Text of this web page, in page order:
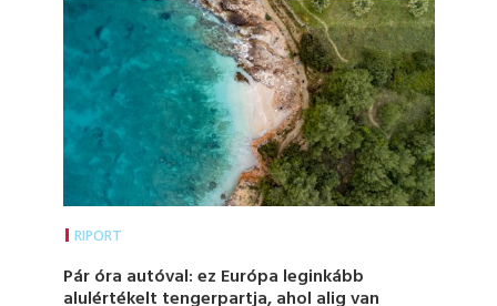
RIPORT
Pár óra autóval: ez Európa leginkább
alulértékelt tengerpartja, ahol alig van